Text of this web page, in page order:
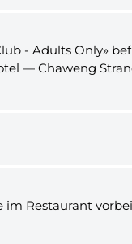
- Adults Only»
— Chaweng
Restaurant